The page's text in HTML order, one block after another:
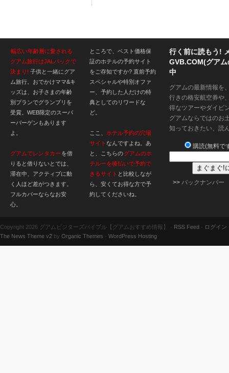
幅広い年齢層に愛される
グアム旅行はJALパックで
決まり! 子供と一緒にグア
ム旅行。おでかけママ&キ
ッズは、お子さまの年齢
別プランでグランプリを
受賞。WEB限定のスーパ
ーバーゲンもあります
よ。
グアムでレンタカー を借
りると借りないとでは、
滞在中、アクティブに動
く人ほど差がつきます。
フルカバーならなお安
心。
ところで、ベスト価格保
証のホテルの予約サイト
をご存知ですか? 直前予約
スペシャルや特別オファ
ー、予約した人だけの特
典としてのリワードな
ど。
ここ、 ホテル予約の穴場
サイトなんですよね。あ
と、こちらのグアムのホ
テル一を後払いで予約で
きるサイト と比較しなが
ら、安くてお得な方で予
約してくださいね。
行く前に読もう!
GVB.COM(グア
中
グアムの最新情報を
行きの格安航空券や
得なツアーやダイビ
グアムならではのお
知っておきたい、読
購読(無料で
>> バックナンバー
Copyright 2026 グアムビジターズバイブル【グアムおすすめ情報】 · RSS Feed · ログイン
The News Theme v2 by Organic Themes · WordPress Hosting